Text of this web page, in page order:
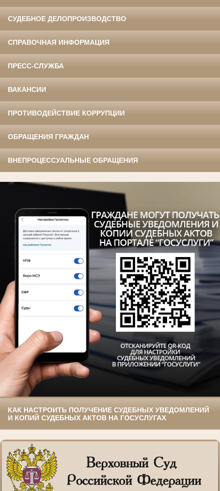
СУДЕБНОЕ ДЕЛОПРОИЗВОДСТВО
СПРАВОЧНАЯ ИНФОРМАЦИЯ
ПРЕСС-СЛУЖБА
ВАКАНСИИ
ПРОТИВОДЕЙСТВИЕ КОРРУПЦИИ
ОБРАЩЕНИЯ ГРАЖДАН
ВНЕПРОЦЕССУАЛЬНЫЕ ОБРАЩЕНИЯ
КАК НАСТРОИТЬ ПОЛУЧЕНИЕ СУДЕБНЫХ УВЕДОМЛЕНИЙ
И КОПИЙ СУДЕБНЫХ АКТОВ НА ГОСУСЛУГАХ